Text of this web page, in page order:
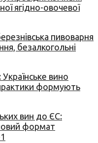
ягідно-овочевої
пивоварня
безалкогольні
вино
формують
вин до ЄС:
формат